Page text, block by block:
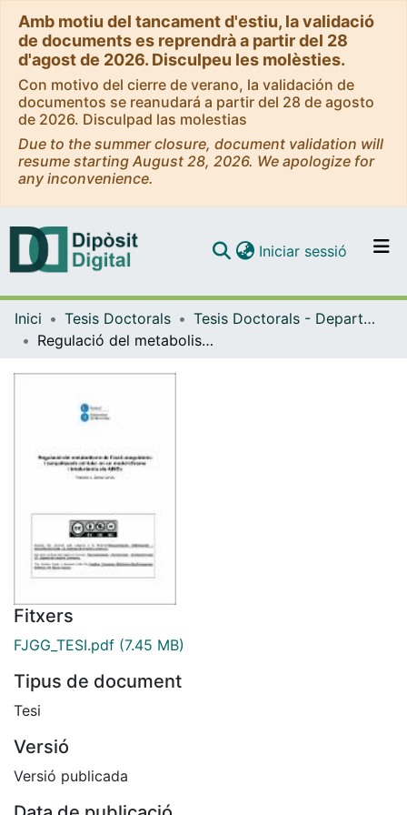
Amb motiu del tancament d'estiu, la validació
de documents es reprendrà a partir del 28
d'agost de 2026. Disculpeu les molèsties.
Con motivo del cierre de verano, la validación de
documentos se reanudará a partir del 28 de agosto
de 2026. Disculpad las molestias
Due to the summer closure, document validation will
resume starting August 28, 2026. We apologize for
any inconvenience.
Navega per tot el DD
Iniciar sessió (current)
Inici Tesis Doctorals
Tesis Doctorals - Departament - Medicina
Regulació del metabolisme de l'àcid araquidònic i senyalització cel·lular en un model d'asma i intolerància als AINEs
Fitxers
FJGG_TESI.pdf (7.45 MB)
Tipus de document
Tesi
Versió
Versió publicada